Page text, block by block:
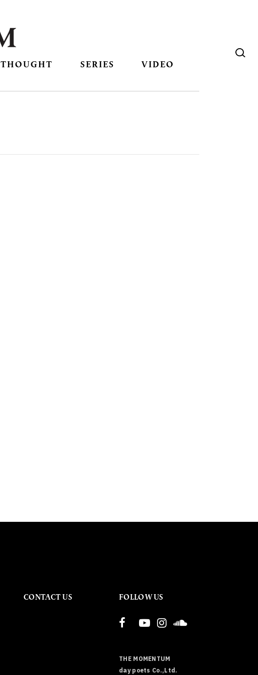
THOUGHT SERIES VIDEO
CONTACT US FOLLOW US
THE MOMENTUM
day poets Co.,Ltd.